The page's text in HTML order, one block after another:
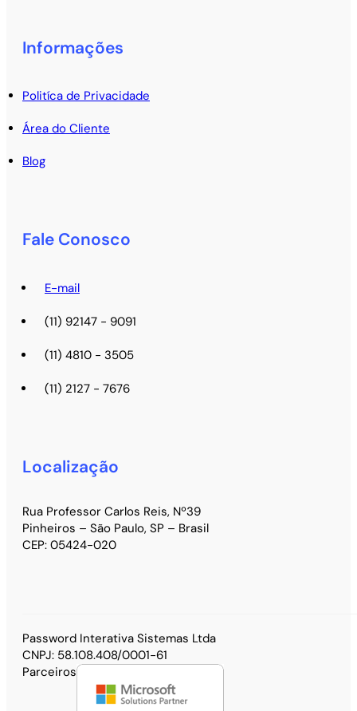
Informações
Politíca de Privacidade
Área do Cliente
Blog
Fale Conosco
E-mail
(11) 92147 - 9091
(11) 4810 - 3505
(11) 2127 - 7676
Localização
Rua Professor Carlos Reis, Nº39
Pinheiros – São Paulo, SP – Brasil
CEP: 05424-020
Password Interativa Sistemas Ltda
CNPJ: 58.108.408/0001-61
Parceiros